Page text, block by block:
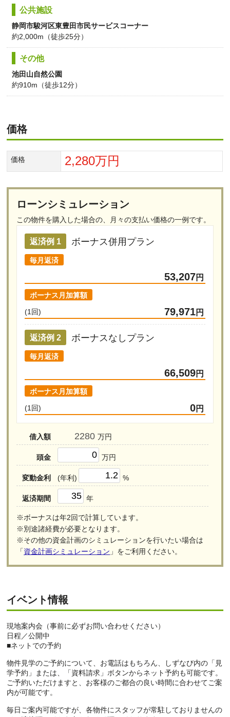
公共施設
静岡市駿河区東豊田市民サービスコーナー
約2,000m（徒歩25分）
その他
池田山自然公園
約910m（徒歩12分）
価格
価格 2,280万円
ローンシミュレーション
この物件を購入した場合の、 月々の支払い価格の一例です。
返済例 1 ボーナス併用プラン
毎月返済
53,207 円
ボーナス月加算額
(1回)
79,971円
返済例 2 ボーナスなしプラン
毎月返済
66,509円
ボーナス月加算額
(1回)
0円
借入額 万円
頭金 万円
変動金利 (年利) %
返済期間 年
※ボーナスは年2回で計算しています。
※別途諸経費が必要となります。
※その他の資金計画のシミュレーションを行いたい場合は
「資金計画シミュレーション 」をご利用ください。
イベント情報
現地案内会（事前に必ずお問い合わせください）
日程／公開中
■ネットでの予約
物件見学のご予約について、お電話はもちろん、しずなび内の「見
学予約」または、「資料請求」ボタンからネット予約も可能です。
ご予約いただけますと、お客様のご都合の良い時間に合わせてご案
内が可能です。
毎日ご案内可能ですが、各物件にスタッフが常駐しておりませんの